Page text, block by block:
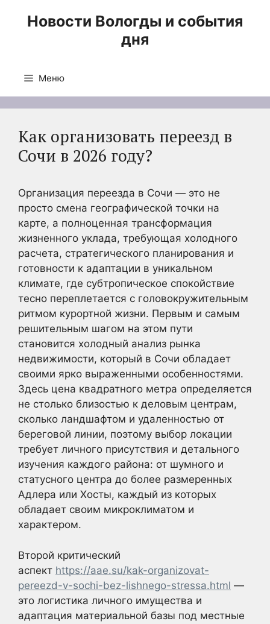
Новости Вологды и события
дня
Меню
Как организовать переезд в
Сочи в 2026 году?
Организация переезда в Сочи — это не
просто смена географической точки на
карте, а полноценная трансформация
жизненного уклада, требующая холодного
расчета, стратегического планирования и
готовности к адаптации в уникальном
климате, где субтропическое спокойствие
тесно переплетается с головокружительным
ритмом курортной жизни. Первым и самым
решительным шагом на этом пути
становится холодный анализ рынка
недвижимости, который в Сочи обладает
своими ярко выраженными особенностями.
Здесь цена квадратного метра определяется
не столько близостью к деловым центрам,
сколько ландшафтом и удаленностью от
береговой линии, поэтому выбор локации
требует личного присутствия и детального
изучения каждого района: от шумного и
статусного центра до более размеренных
Адлера или Хосты, каждый из которых
обладает своим микроклиматом и
характером.
Второй критический
аспект https://aae.su/kak-organizovat-
pereezd-v-sochi-bez-lishnego-stressa.html —
это логистика личного имущества и
адаптация материальной базы под местные